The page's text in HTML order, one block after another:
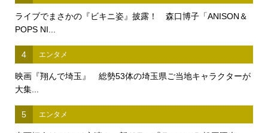
ライブでまさかの『ビキニ姿』披露！ 森口博子「ANISON＆
POPS NI...
4 エンタメ
映画『翔んで埼玉』 総勢53体の埼玉県ご当地キャラクターが
大集...
5 エンタメ